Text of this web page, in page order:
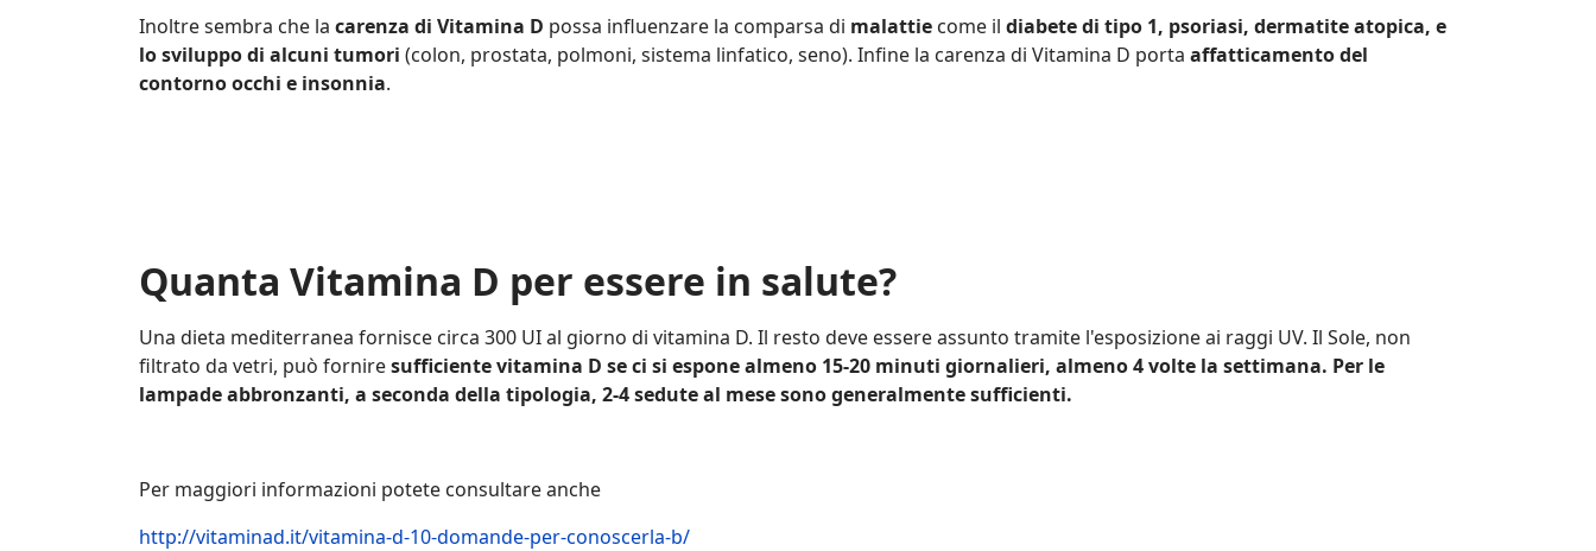
Inoltre sembra che la carenza di Vitamina D possa influenzare la comparsa di malattie come il diabete di tipo 1, psoriasi, dermatite atopica, e
lo sviluppo di alcuni tumori (colon, prostata, polmoni, sistema linfatico, seno). Infine la carenza di Vitamina D porta affatticamento del
contorno occhi e insonnia.
Quanta Vitamina D per essere in salute?
Una dieta mediterranea fornisce circa 300 UI al giorno di vitamina D. Il resto deve essere assunto tramite l'esposizione ai raggi UV. Il Sole, non
filtrato da vetri, può forniresufficiente vitamina D se ci si espone almeno 15-20 minuti giornalieri, almeno 4 volte la settimana. Per le
lampade abbronzanti, a seconda della tipologia, 2-4 sedute al mese sono generalmente sufficienti.
Per maggiori informazioni potete consultare anche
http://vitaminad.it/vitamina-d-10-domande-per-conoscerla-b/